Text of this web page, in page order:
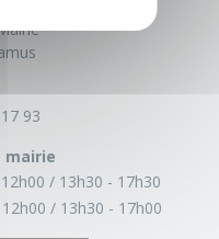
93
mairie
13h30 - 17h30
13h30 - 17h00